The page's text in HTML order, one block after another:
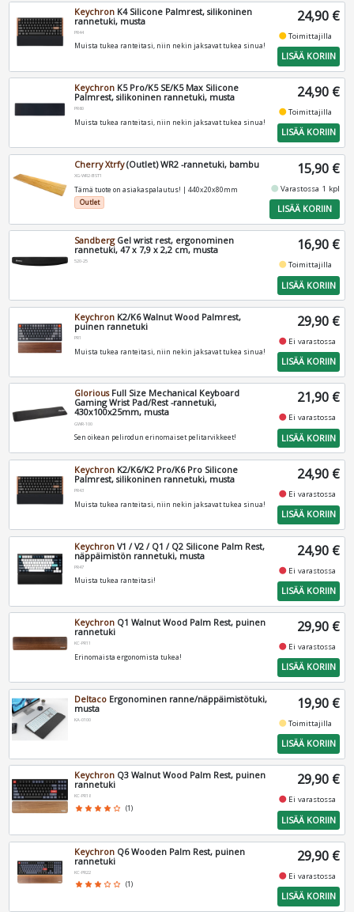
Keychron K4 Silicone Palmrest, silikoninen
rannetuki, musta
PR44
Muista tukea ranteitasi, niin nekin jaksavat tukea sinua!
24,90 €
fiber_manual_recordToimittajilla
LISÄÄ KORIIN
Keychron K5 Pro/K5 SE/K5 Max Silicone
Palmrest, silikoninen rannetuki, musta
PR60
Muista tukea ranteitasi, niin nekin jaksavat tukea sinua!
24,90 €
fiber_manual_recordToimittajilla
LISÄÄ KORIIN
Cherry Xtrfy(Outlet) WR2 -rannetuki, bambu
XG-WR2-BST1
Tämä tuote on asiakaspalautus! | 440x20x80mm
Outlet
15,90 €
fiber_manual_record Varastossa 1 kpl
LISÄÄ KORIIN
SandbergGel wrist rest, ergonominen
rannetuki, 47 x 7,9 x 2,2 cm, musta
520-25
16,90 €
fiber_manual_recordToimittajilla
LISÄÄ KORIIN
Keychron K2/K6 Walnut Wood Palmrest,
puinen rannetuki
PR1
Muista tukea ranteitasi, niin nekin jaksavat tukea sinua!
29,90 €
fiber_manual_record Ei varastossa
LISÄÄ KORIIN
GloriousFull Size Mechanical Keyboard
Gaming Wrist Pad/Rest -rannetuki,
430x100x25mm, musta
GWR-100
Sen oikean pelirodun erinomaiset pelitarvikkeet!
21,90 €
fiber_manual_record Ei varastossa
LISÄÄ KORIIN
Keychron K2/K6/K2 Pro/K6 Pro Silicone
Palmrest, silikoninen rannetuki, musta
PR43
Muista tukea ranteitasi, niin nekin jaksavat tukea sinua!
24,90 €
fiber_manual_record Ei varastossa
LISÄÄ KORIIN
Keychron V1 / V2 / Q1 / Q2 Silicone Palm Rest,
näppäimistön rannetuki, musta
PR47
Muista tukea ranteitasi!
24,90 €
fiber_manual_record Ei varastossa
LISÄÄ KORIIN
Keychron Q1 Walnut Wood Palm Rest, puinen
rannetuki
KC-PR11
Erinomaista ergonomista tukea!
29,90 €
fiber_manual_record Ei varastossa
LISÄÄ KORIIN
Deltaco Ergonominen ranne/näppäimistötuki,
musta
KA-0100
19,90 €
fiber_manual_recordToimittajilla
LISÄÄ KORIIN
Keychron Q3 Walnut Wood Palm Rest, puinen
rannetuki
KC-PR18
star star star star star_border (1)
29,90 €
fiber_manual_record Ei varastossa
LISÄÄ KORIIN
Keychron Q6 Wooden Palm Rest, puinen
rannetuki
KC-PR22
star star star star_border star_border (1)
29,90 €
fiber_manual_record Ei varastossa
LISÄÄ KORIIN